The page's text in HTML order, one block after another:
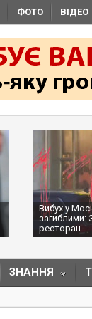
ФОТО ВІДЕО
Вибух у
загиблими:
ресторан...
ЗНАННЯ